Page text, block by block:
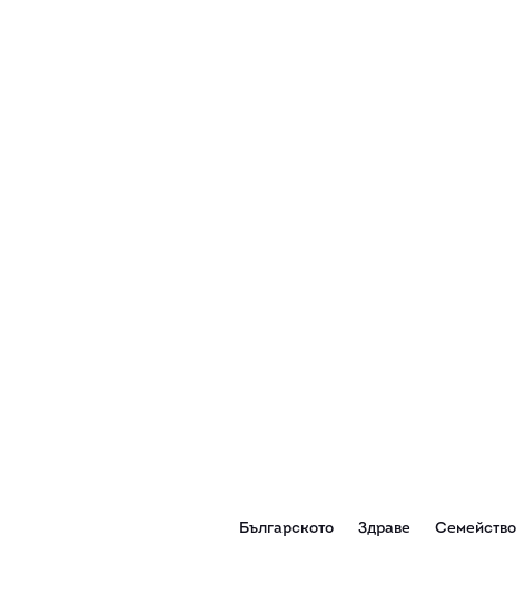
Българското Здраве Семейство